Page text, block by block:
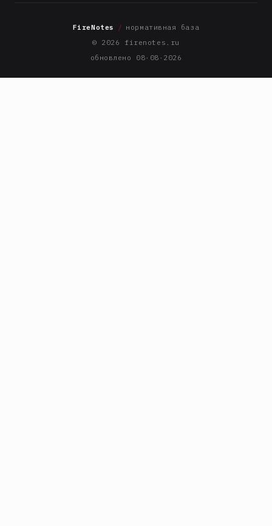
FireNotes / нормативная база
© 2026 firenotes.ru
обновлено 08·08·2026